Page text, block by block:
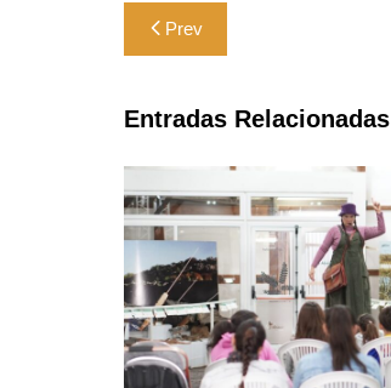
Navegación
de
entradas
Prev
Entradas Relacionadas